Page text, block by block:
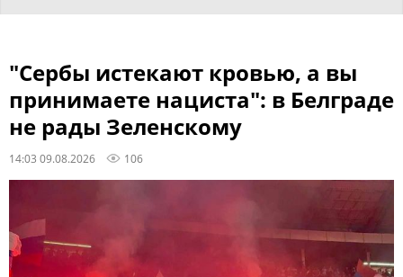
"Сербы истекают кровью, а вы
принимаете нациста": в Белграде
не рады Зеленскому
14:03 09.08.2026 106